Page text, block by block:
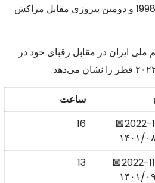
مقابل ایالات متحده در سال 1998 و دومین پیروزی مقابل مراکش
ملی ایران در مقابل رقبای خود در
ساعت
2022-11-21🟩
۰۸/۳۰
16
2022-
۰۹/۰۴
13